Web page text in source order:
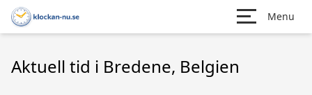
Menu
Aktuell tid i Bredene, Belgien